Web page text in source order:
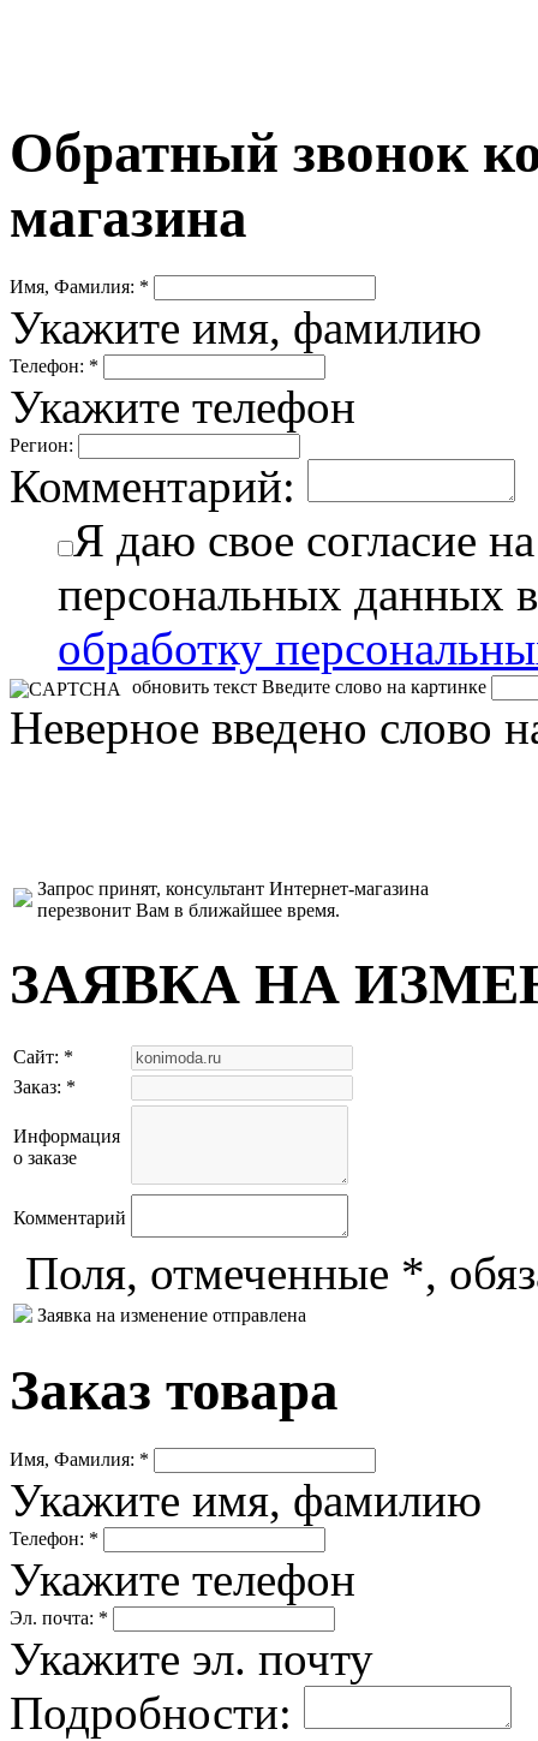
Обратный звонок
магазина
Имя, Фамилия: *
Укажите имя, фамилию
Телефон: *
Укажите телефон
Регион:
Комментарий:
Я даю свое согласие
персональных данных
обработку
обновить текст Введите слово на картинке
Неверное введено слово
Запрос принят, консультант Интернет-магазина
перезвонит Вам в ближайшее время.
ЗАЯВКА НА
Сайт: *
Заказ: *
Информация
о заказе
Комментарий
Поля, отмеченные *,
Заявка на изменение отправлена
Заказ товара
Имя, Фамилия: *
Укажите имя, фамилию
Телефон: *
Укажите телефон
Эл. почта: *
Укажите эл. почту
Подробности: